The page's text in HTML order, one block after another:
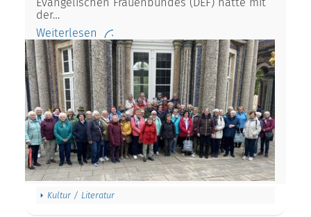
der…
Weiterlesen
Kultur / Literatur